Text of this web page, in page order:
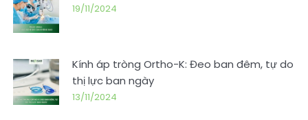
19/11/2024
Kính áp tròng Ortho-K: Đeo ban đêm, tự do
thị lực ban ngày
13/11/2024